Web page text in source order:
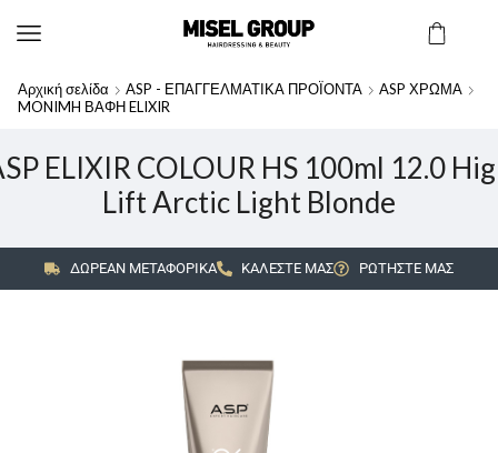
Αρχική σελίδα ASP - ΕΠΑΓΓΕΛΜΑΤΙΚΑ ΠΡΟΪΟΝΤΑ
ASP ΧΡΩΜΑ
MONIMH ΒΑΦΗ ELIXIR
ELIXIR COLOUR HS 100ml 12.0
Lift Arctic Light Blonde
ΔΩΡΕΑΝ ΜΕΤΑΦΟΡΙΚΑ ΚΑΛΕΣΤΕ ΜΑΣ ΡΩΤΗΣΤΕ ΜΑΣ